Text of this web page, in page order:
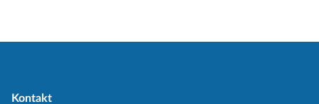
Kontakt